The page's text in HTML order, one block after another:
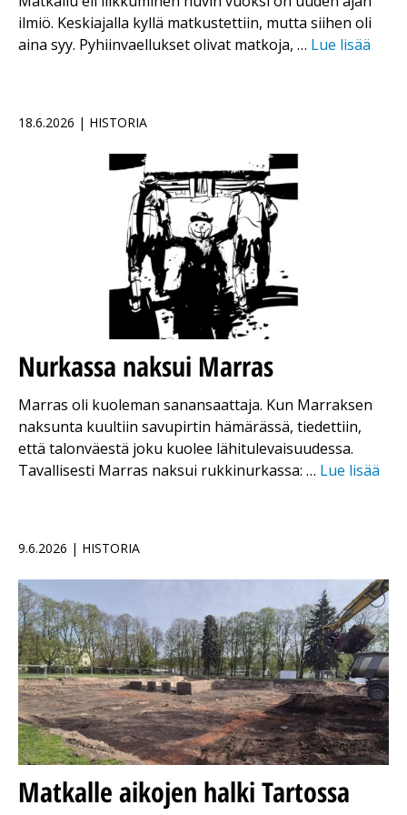
ilmiö. Keskiajalla kyllä matkustettiin, mutta siihen oli
aina syy. Pyhiinvaellukset olivat matkoja, … Lue lisää
18.6.2026 | HISTORIA
Nurkassa naksui Marras
Marras oli kuoleman sanansaattaja. Kun Marraksen
naksunta kuultiin savupirtin hämärässä, tiedettiin,
että talonväestä joku kuolee lähitulevaisuudessa.
Tavallisesti Marras naksui rukkinurkassa: … Lue lisää
9.6.2026 | HISTORIA
Matkalle aikojen halki Tartossa